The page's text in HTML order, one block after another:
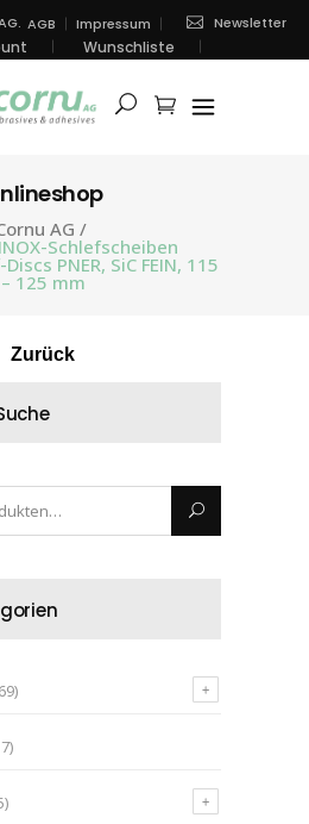
AGB Impressum Newsletter
Wunschliste
AG /
Schlefscheiben
PNER, SiC FEIN, 115
– 125 mm
Zurück